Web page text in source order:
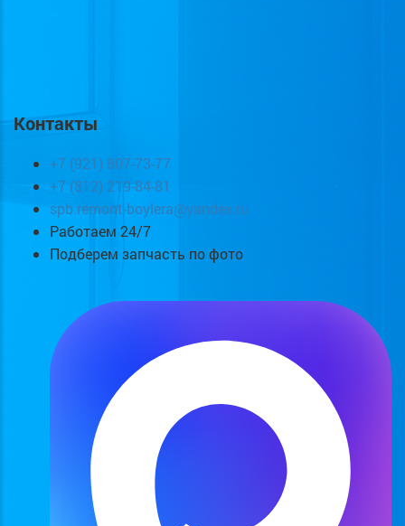
Контакты
+7 (921) 807-73-77
+7 (812) 219-84-81
spb.remont-boylera@yandex.ru
Работаем 24/7
Подберем запчасть по фото